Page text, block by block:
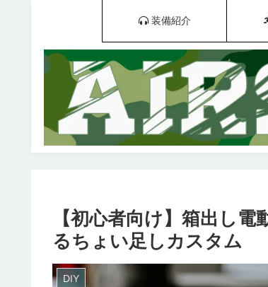
装備紹介
【初心者向け】箱出し
るちょい足しカスタム
DIY